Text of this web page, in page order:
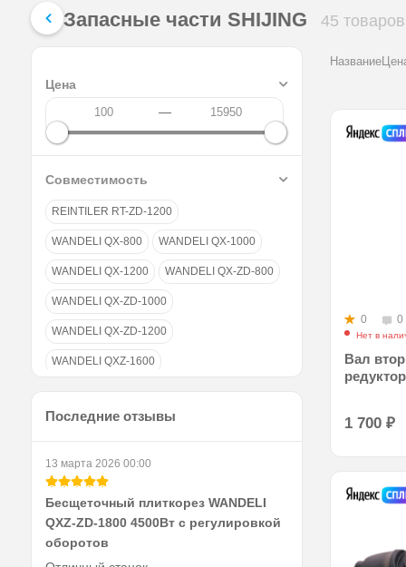
Запасные части SHIJING 45 товаров
Цена
—
Совместимость
REINTILER RT-ZD-1200
WANDELI QX-800 WANDELI QX-1000
WANDELI QX-1200 WANDELI QX-ZD-800
WANDELI QX-ZD-1000
WANDELI QX-ZD-1200
WANDELI QXZ-1600
WANDELI QXZ-ZD-1600
WANDELI QXZ-ZD-2460
WANDELI QZZ-ZD-2460 WANDELI QZ-800
WANDELI QZ-1000
Последние отзывы
13 марта 2026 00:00
Бесщеточный плиткорез WANDELI
QXZ-ZD-1800 4500Вт с регулировкой
оборотов
Название
0 0
Нет в
Вал
1 700₽